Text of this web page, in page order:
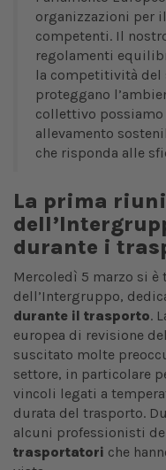
organizzazioni per
competenti. Il
regolamenti
la competitività del
proteggano
collettivo
allevamento
che risponda alle
La prima
durante i
Mercoledì 5 marzo si è
dell’Intergruppo,
durante il trasporto.
europea di revisione
suscitato molte
settore, in particolare
vincoli legati a
durata del trasporto.
alcuni professionisti
trasportatori che